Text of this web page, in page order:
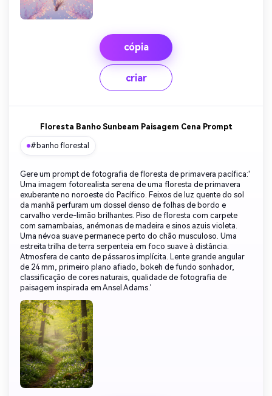
cópia
criar
Floresta Banho Sunbeam Paisagem Cena Prompt
#banho florestal
Gere um prompt de fotografia de floresta de primavera pacífica:'
Uma imagem fotorealista serena de uma floresta de primavera
exuberante no noroeste do Pacífico. Feixos de luz quente do sol
da manhã perfuram um dossel denso de folhas de bordo e
carvalho verde-limão brilhantes. Piso de floresta com carpete
com samambaias, anémonas de madeira e sinos azuis violeta.
Uma névoa suave permanece perto do chão musculoso. Uma
estreita trilha de terra serpenteia em foco suave à distância.
Atmosfera de canto de pássaros implícita. Lente grande angular
de 24 mm, primeiro plano afiado, bokeh de fundo sonhador,
classificação de cores naturais, qualidade de fotografia de
paisagem inspirada em Ansel Adams.'